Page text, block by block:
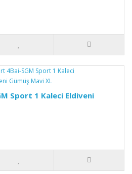
Sport 1 Kaleci Eldiveni